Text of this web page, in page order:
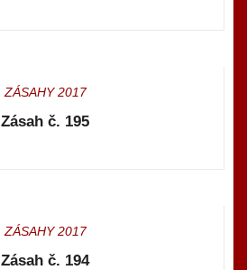
ZÁSAHY 2017
Zásah č. 195
ZÁSAHY 2017
Zásah č. 194